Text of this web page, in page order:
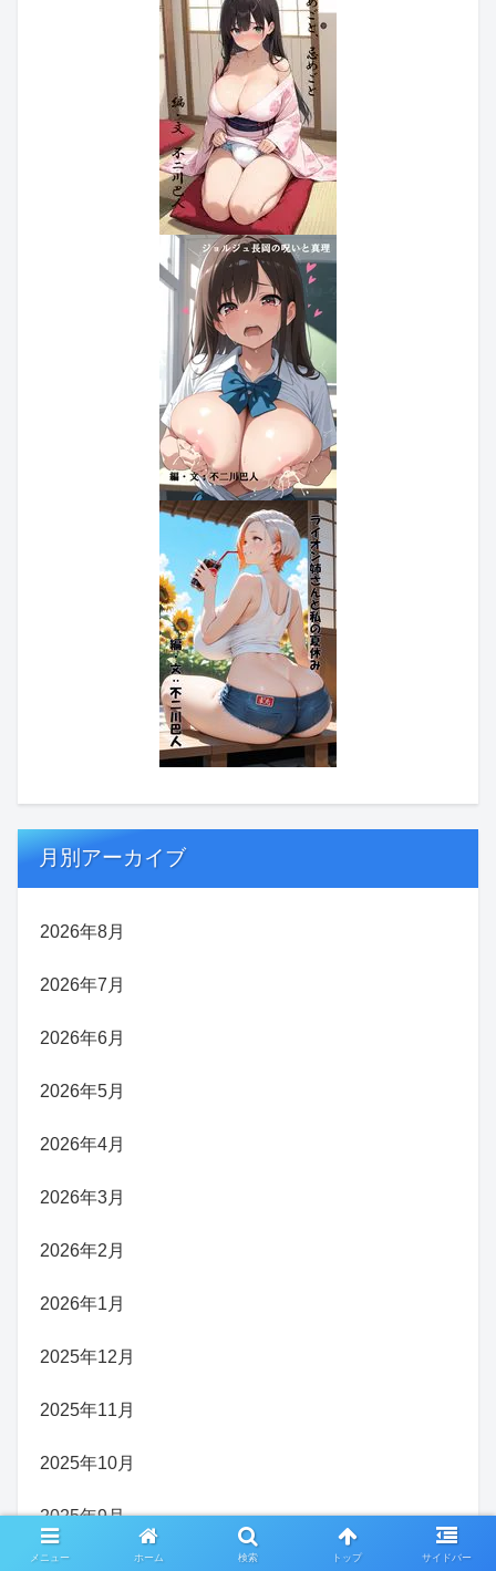
月別アーカイブ
2026年8月
2026年7月
2026年6月
2026年5月
2026年4月
2026年3月
2026年2月
2026年1月
2025年12月
2025年11月
2025年10月
2025年9月
メニュー ホーム 検索 トップ サイドバー